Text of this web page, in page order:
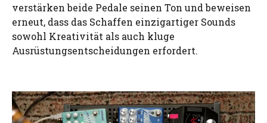
verstärken beide Pedale seinen Ton und beweisen
erneut, dass das Schaffen einzigartiger Sounds
sowohl Kreativität als auch kluge
Ausrüstungsentscheidungen erfordert.